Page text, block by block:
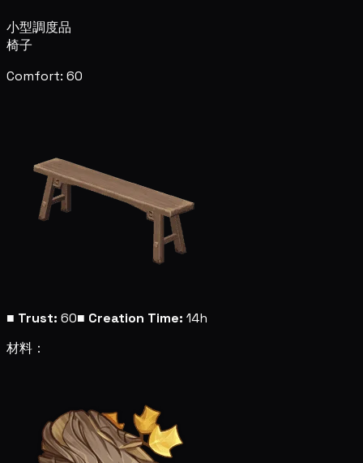
小型調度品
椅子
Comfort: 60
■ Trust: 60■ Creation Time: 14h
材料：